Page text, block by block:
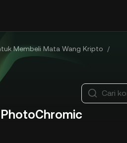
Membeli Mata Wang Kripto
/
Cari